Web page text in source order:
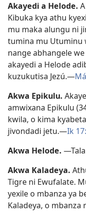
Akayedi a Helode.
Kibuka kya athu
mu maka alungu ni
tumina mu Utuminu
nange abhangele
akayedi a Helode
kuzukutisa Jezú.—
Akwa Epikulu.
amwixana Epikulu
kwila, o kima
jivondadi jetu.—Ik
Akwa Helode.
Akwa Kaladeya.
Tigre ni Ewufalate.
yexile o mbanza ya
Kaladeya, o